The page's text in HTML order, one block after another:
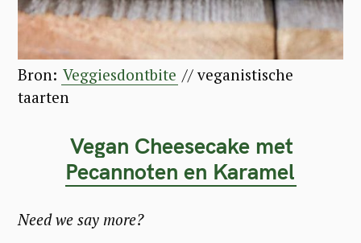
Bron: Veggiesdontbite // veganistische
taarten
Vegan Cheesecake met
Pecannoten en Karamel
Need we say more?